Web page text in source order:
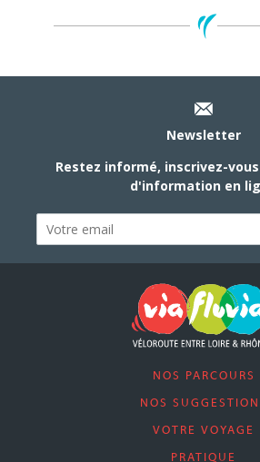
Newsletter
Restez informé, inscrivez-
d'information en
NOS PARCOURS
NOS
VOTRE VOYAGE
PRATIQUE